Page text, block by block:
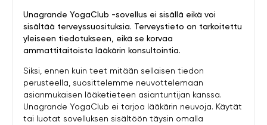
Unagrande YogaClub -sovellus ei sisällä eikä voi
sisältää terveyssuosituksia. Terveystieto on tarkoitettu
yleiseen tiedotukseen, eikä se korvaa
ammattitaitoista lääkärin konsultointia.
Siksi, ennen kuin teet mitään sellaisen tiedon
perusteella, suosittelemme neuvottelemaan
asianmukaisen lääketieteen asiantuntijan kanssa.
Unagrande YogaClub ei tarjoa lääkärin neuvoja. Käytät
tai luotat sovelluksen sisältöön täysin omalla